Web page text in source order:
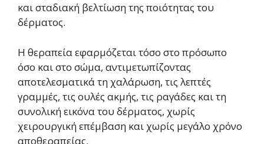
και σταδιακή βελτίωση της ποιότητας του
δέρματος.
Η θεραπεία εφαρμόζεται τόσο στο πρόσωπο
όσο και στο σώμα, αντιμετωπίζοντας
αποτελεσματικά τη χαλάρωση, τις λεπτές
γραμμές, τις ουλές ακμής, τις ραγάδες και τη
συνολική εικόνα του δέρματος, χωρίς
χειρουργική επέμβαση και χωρίς μεγάλο χρόνο
αποθεραπείας.